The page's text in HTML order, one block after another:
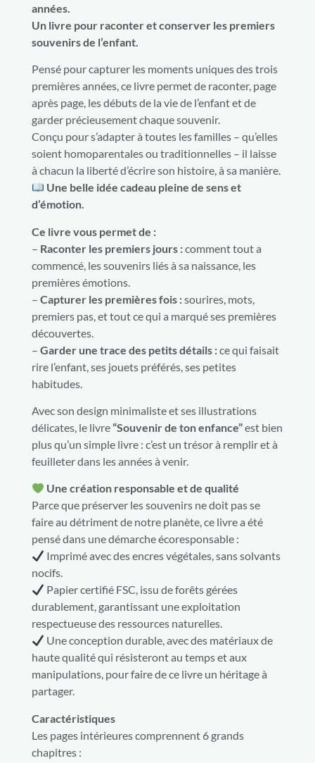
années.
Un livre pour raconter et conserver les premiers
souvenirs de l’enfant.
Pensé pour capturer les moments uniques des trois
premières années, ce livre permet de raconter, page
après page, les débuts de la vie de l’enfant et de
garder précieusement chaque souvenir.
Conçu pour s’adapter à toutes les familles – qu’elles
soient homoparentales ou traditionnelles – il laisse
à chacun la liberté d’écrire son histoire, à sa manière.
Une belle idée cadeau pleine de sens et
d’émotion.
Ce livre vous permet de :
– Raconter les premiers jours :comment tout a
commencé, les souvenirs liés à sa naissance, les
premières émotions.
– Capturer les premières fois :sourires, mots,
premiers pas, et tout ce qui a marqué ses premières
découvertes.
– Garder une trace des petits détails :ce qui faisait
rire l’enfant, ses jouets préférés, ses petites
habitudes.
Avec son design minimaliste et ses illustrations
délicates, le livre“Souvenir de ton enfance”est bien
plus qu’un simple livre : c’est un trésor à remplir et à
feuilleter dans les années à venir.
Une création responsable et de qualité
Parce que préserver les souvenirs ne doit pas se
faire au détriment de notre planète, ce livre a été
pensé dans une démarche écoresponsable :
Imprimé avec des encres végétales, sans solvants
nocifs.
Papier certifié FSC, issu de forêts gérées
durablement, garantissant une exploitation
respectueuse des ressources naturelles.
Une conception durable, avec des matériaux de
haute qualité qui résisteront au temps et aux
manipulations, pour faire de ce livre un héritage à
partager.
Caractéristiques
Les pages intérieures comprennent 6 grands
chapitres :